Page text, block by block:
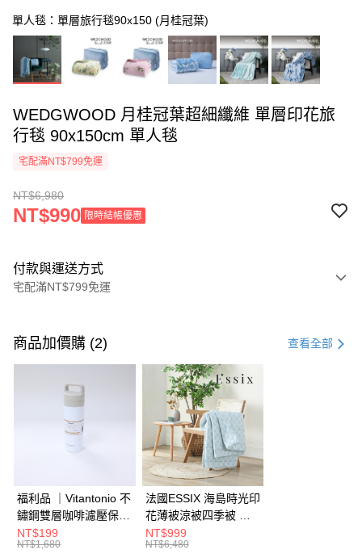
單人毯：單層旅行毯90x150 (月桂冠葉)
WEDGWOOD 月桂冠葉超細纖維 單層印花旅
行毯 90x150cm 單人毯
宅配滿NT$799免運
NT$6,980
NT$990 限時結帳優惠
付款與運送方式
宅配滿NT$799免運
信用卡一次付款
3 期 0 利率 每期 NT$1,977
合作金庫商業銀行
第一商業銀行
彰化商業銀行
台北富邦商業銀行
兆豐國際商業銀行
臺灣中小企業銀行
台中商業銀行
匯豐（台灣）商業銀行
華泰商業銀行
聯邦商業銀行
遠東國際商業銀行
元大商業銀行
6 期 0 利率 每期 NT$988
合作金庫商業銀行
第一商業銀行
彰化商業銀行
台北富邦商業銀行
國泰世華商業銀行
兆豐國際商業銀行
臺灣中小企業銀行
台中商業銀行
匯豐（台灣）商業銀行
聯邦商業銀行
街口支付
AFTEE先享後付
商品加價購 (2) 查看全部
福利品 ｜Vitantonio 不
鏽鋼雙層咖啡濾壓保溫
瓶 奶油白 VCB-10-C
NT$199
NT$1,680
法國ESSIX 海島時光印
花薄被涼被四季被 單
人
NT$999
NT$6,480